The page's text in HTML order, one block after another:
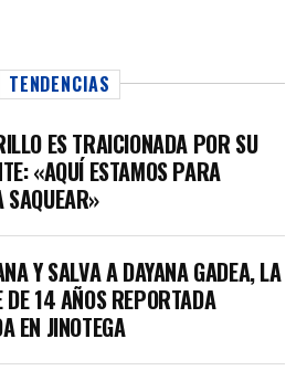
TENDENCIAS
ES TRAICIONADA POR SU
«AQUÍ ESTAMOS PARA
Y SALVA A DAYANA GADEA, LA
DE 14 AÑOS REPORTADA
EN JINOTEGA